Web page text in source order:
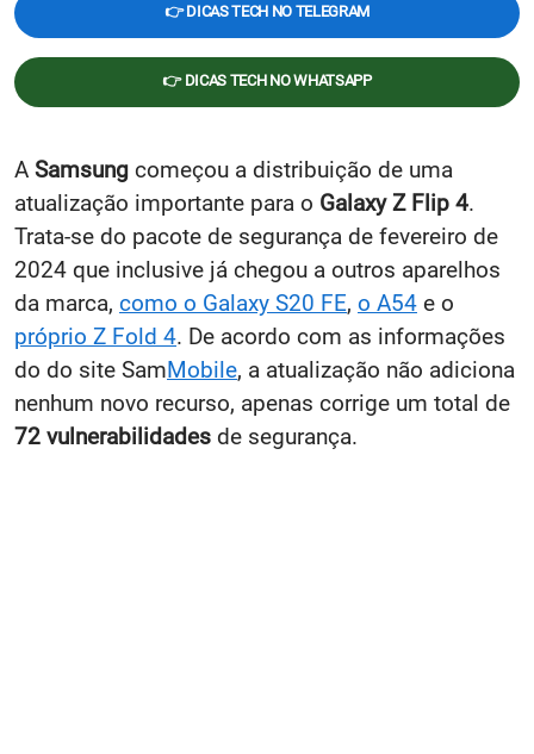
👉 DICAS TECH NO TELEGRAM
👉 DICAS TECH NO WHATSAPP
A Samsung começou a distribuição de uma
atualização importante para o Galaxy Z Flip 4.
Trata-se do pacote de segurança de fevereiro de
2024 que inclusive já chegou a outros aparelhos
da marca, como o Galaxy S20 FE, o A54 e o
próprio Z Fold 4. De acordo com as informações
do do site SamMobile, a atualização não adiciona
nenhum novo recurso, apenas corrige um total de
72 vulnerabilidades de segurança.